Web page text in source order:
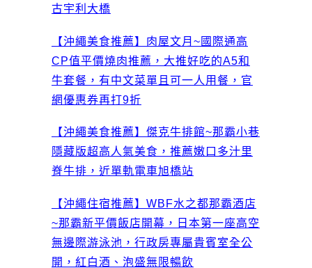
古宇利大橋
【沖繩美食推薦】肉屋文月~國際通高
CP值平價燒肉推薦，大推好吃的A5和
牛套餐，有中文菜單且可一人用餐，官
網優惠券再打9折
【沖繩美食推薦】傑克牛排館~那霸小巷
隱藏版超高人氣美食，推薦嫩口多汁里
脊牛排，近單軌電車旭橋站
【沖繩住宿推薦】WBF水之都那霸酒店
~那霸新平價飯店開幕，日本第一座高空
無邊際游泳池，行政房專屬貴賓室全公
開，紅白酒、泡盛無限暢飲